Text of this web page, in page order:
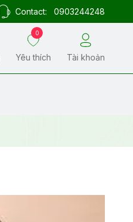
Contact: 0903244248
0
Yêu thích Tài khoản